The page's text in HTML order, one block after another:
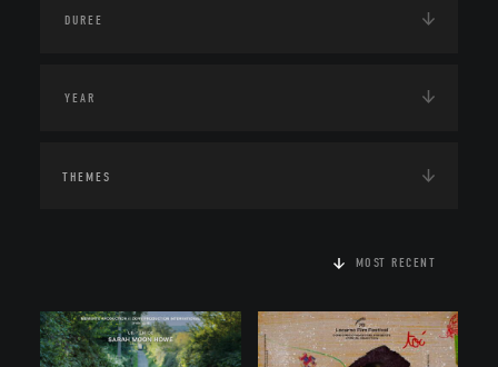
THEMES
MOST RECENT